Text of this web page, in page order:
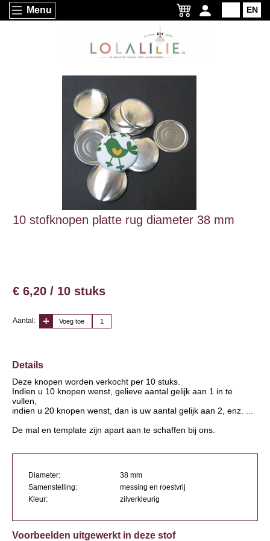
Menu EN
10 stofknopen platte rug diameter 38 mm
€ 6,20 / 10 stuks
Aantal: Voeg toe
Details
Deze knopen worden verkocht per 10 stuks.
Indien u 10 knopen wenst, gelieve aantal gelijk aan 1 in te
vullen,
indien u 20 knopen wenst, dan is uw aantal gelijk aan 2, enz. ...
De mal en template zijn apart aan te schaffen bij ons.
Diameter:
38 mm
Samenstelling:
messing en roestvrij
Kleur:
zilverkleurig
Voorbeelden uitgewerkt in deze stof